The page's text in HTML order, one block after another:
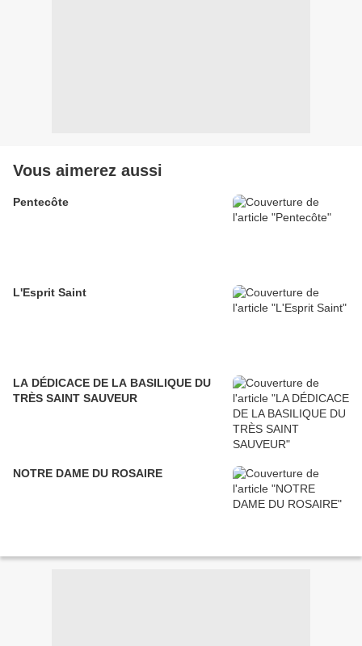
Vous aimerez aussi
Pentecôte
L'Esprit Saint
LA DÉDICACE DE LA BASILIQUE DU
TRÈS SAINT SAUVEUR
NOTRE DAME DU ROSAIRE